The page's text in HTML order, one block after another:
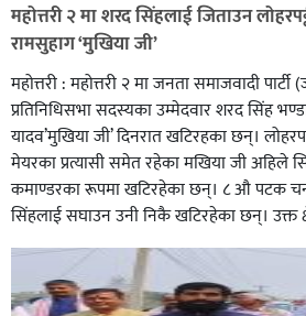
रक्तदान सेवामा जिल्लामै दोस्रो स्थान
रेडक्रस सिराहा द्वारा सम्मानित
सिराहाको औरहीमा जेन-जी भेला सम्पन्न
महोत्तरी २ मा शरद सिंहलाई जिताउन
रामसुहाग ‘मुखिया जी’
महोत्तरी : महोत्तरी २ मा जनता समाजवादी
प्रतिनिधिसभा सदस्यका उम्मेदवार शरद सिंह
यादव’मुखिया जी’ दिनरात खटिरहका छन्।
मेयरका प्रत्यासी समेत रहेका मखिया जी अहिले
कमाण्डरका रूपमा खटिरहेका छन्। ८ औ पटक
सिंहलाई सघाउन उनी निकै खटिरहेका छन्। उक्त